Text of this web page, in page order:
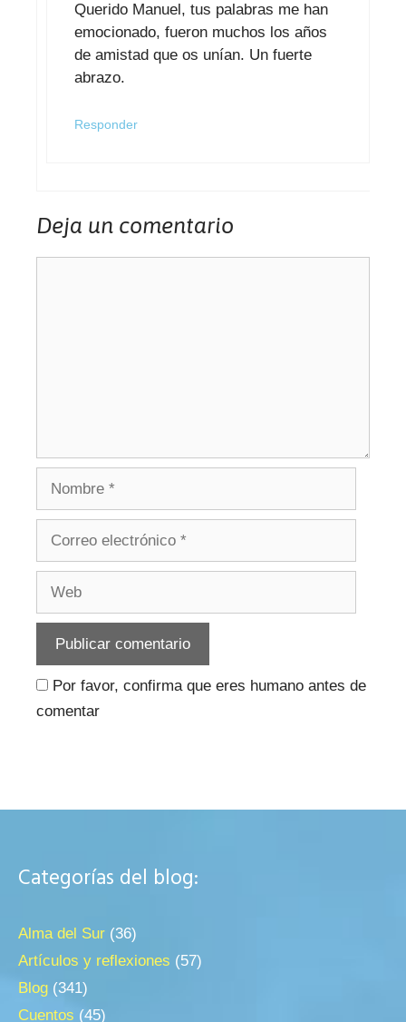
Querido Manuel, tus palabras me han
emocionado, fueron muchos los años
de amistad que os unían. Un fuerte
abrazo.
Responder
Deja un comentario
Por favor, confirma que eres humano antes de
comentar
Categorías del blog:
Alma del Sur (36)
Artículos y reflexiones (57)
Blog (341)
Cuentos (45)